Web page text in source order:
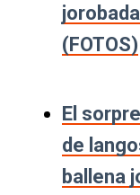
(FOTOS)
El
de
ballena